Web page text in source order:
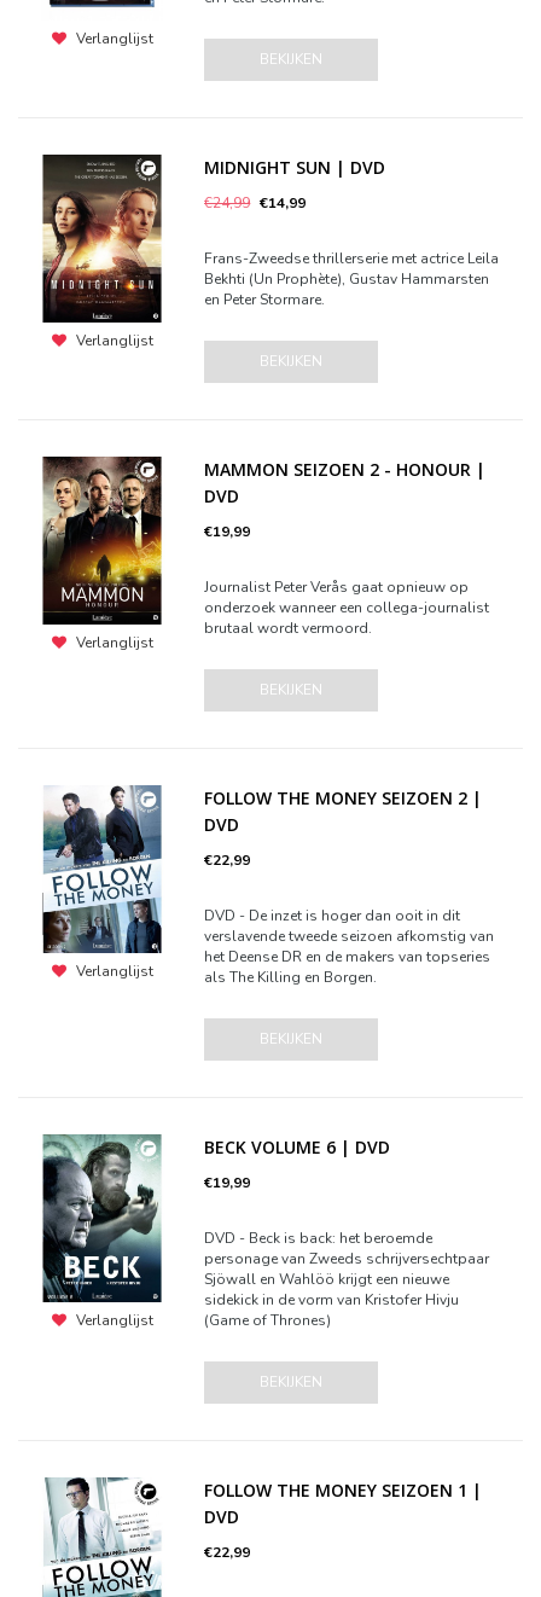
Verlanglijst
BEKIJKEN
Verlanglijst
MIDNIGHT SUN | DVD
€24,99 €14,99
Frans-Zweedse thrillerserie met actrice Leila
Bekhti (Un Prophète), Gustav Hammarsten
en Peter Stormare.
BEKIJKEN
Verlanglijst
MAMMON SEIZOEN 2 - HONOUR |
DVD
€19,99
Journalist Peter Verås gaat opnieuw op
onderzoek wanneer een collega-journalist
brutaal wordt vermoord.
BEKIJKEN
Verlanglijst
FOLLOW THE MONEY SEIZOEN 2 |
DVD
€22,99
DVD - De inzet is hoger dan ooit in dit
verslavende tweede seizoen afkomstig van
het Deense DR en de makers van topseries
als The Killing en Borgen.
BEKIJKEN
Verlanglijst
BECK VOLUME 6 | DVD
€19,99
DVD - Beck is back: het beroemde
personage van Zweeds schrijversechtpaar
Sjöwall en Wahlöö krijgt een nieuwe
sidekick in de vorm van Kristofer Hivju
(Game of Thrones)
BEKIJKEN
FOLLOW THE MONEY SEIZOEN 1 |
DVD
€22,99